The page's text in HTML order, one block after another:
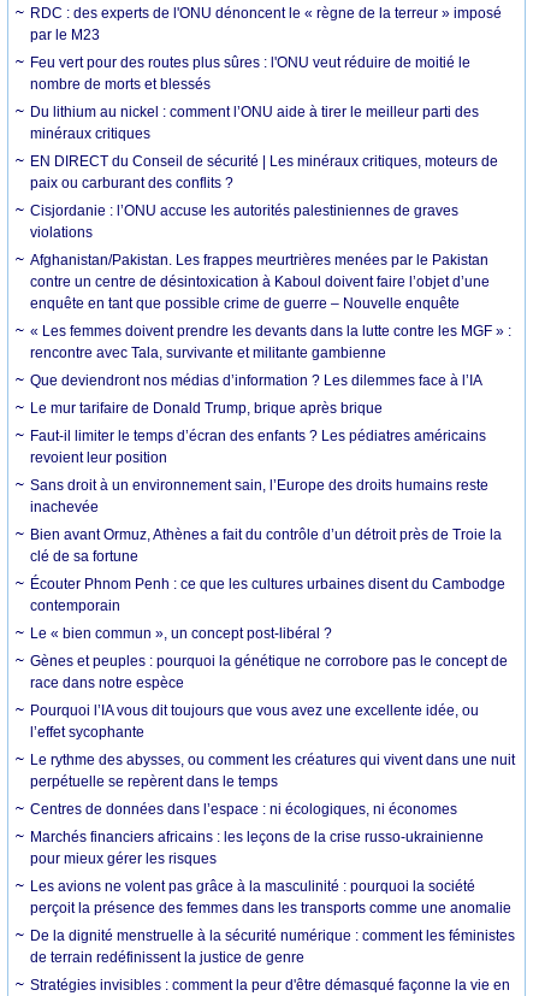
RDC : des experts de l'ONU dénoncent le « règne de la terreur » imposé
par le M23
Feu vert pour des routes plus sûres : l'ONU veut réduire de moitié le
nombre de morts et blessés
Du lithium au nickel : comment l’ONU aide à tirer le meilleur parti des
minéraux critiques
EN DIRECT du Conseil de sécurité | Les minéraux critiques, moteurs de
paix ou carburant des conflits ?
Cisjordanie : l’ONU accuse les autorités palestiniennes de graves
violations
Afghanistan/Pakistan. Les frappes meurtrières menées par le Pakistan
contre un centre de désintoxication à Kaboul doivent faire l’objet d’une
enquête en tant que possible crime de guerre – Nouvelle enquête
« Les femmes doivent prendre les devants dans la lutte contre les MGF » :
rencontre avec Tala, survivante et militante gambienne
Que deviendront nos médias d’information ? Les dilemmes face à l’IA
Le mur tarifaire de Donald Trump, brique après brique
Faut-il limiter le temps d’écran des enfants ? Les pédiatres américains
revoient leur position
Sans droit à un environnement sain, l’Europe des droits humains reste
inachevée
Bien avant Ormuz, Athènes a fait du contrôle d’un détroit près de Troie la
clé de sa fortune
Écouter Phnom Penh : ce que les cultures urbaines disent du Cambodge
contemporain
Le « bien commun », un concept post-libéral ?
Gènes et peuples : pourquoi la génétique ne corrobore pas le concept de
race dans notre espèce
Pourquoi l’IA vous dit toujours que vous avez une excellente idée, ou
l’effet sycophante
Le rythme des abysses, ou comment les créatures qui vivent dans une nuit
perpétuelle se repèrent dans le temps
Centres de données dans l’espace : ni écologiques, ni économes
Marchés financiers africains : les leçons de la crise russo-ukrainienne
pour mieux gérer les risques
Les avions ne volent pas grâce à la masculinité : pourquoi la société
perçoit la présence des femmes dans les transports comme une anomalie
De la dignité menstruelle à la sécurité numérique : comment les féministes
de terrain redéfinissent la justice de genre
Stratégies invisibles : comment la peur d'être démasqué façonne la vie en